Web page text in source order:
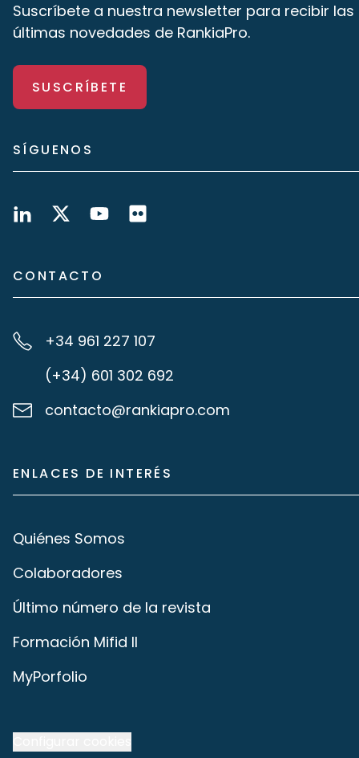
Suscríbete a nuestra newsletter para recibir las
últimas novedades de RankiaPro.
SUSCRÍBETE
SÍGUENOS
CONTACTO
+34 961 227 107
(+34) 601 302 692
contacto@rankiapro.com
ENLACES DE INTERÉS
Quiénes Somos
Colaboradores
Último número de la revista
Formación Mifid II
MyPorfolio